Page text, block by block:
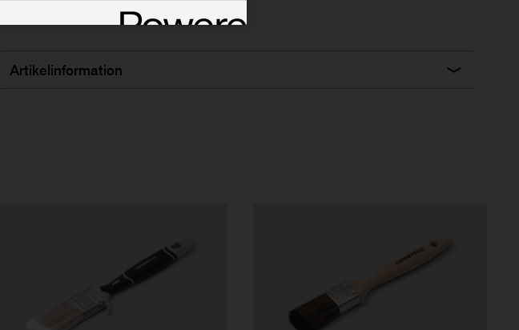
Artikelinformation